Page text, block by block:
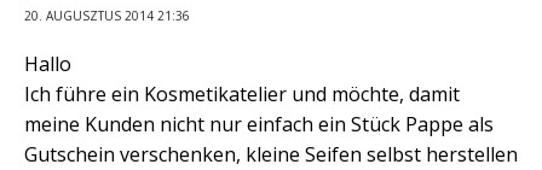
20. AUGUSZTUS 2014 21:36
Hallo
Ich führe ein Kosmetikatelier und möchte, damit
meine Kunden nicht nur einfach ein Stück Pappe als
Gutschein verschenken, kleine Seifen selbst herstellen